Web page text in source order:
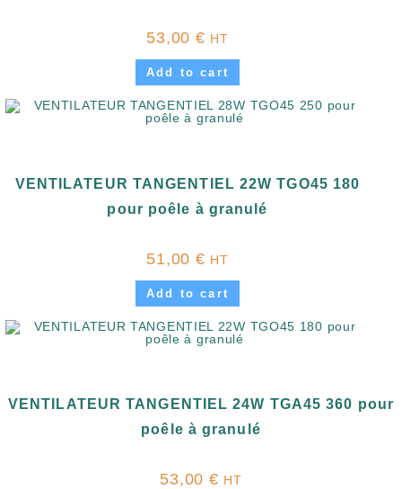
53,00 € HT
Add to cart
VENTILATEUR TANGENTIEL 22W TGO45 180
pour poêle à granulé
51,00 € HT
Add to cart
VENTILATEUR TANGENTIEL 24W TGA45 360 pour
poêle à granulé
53,00 € HT